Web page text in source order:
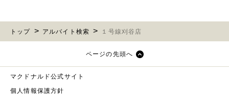
トップ アルバイト検索 １号線刈谷店
ページの先頭へ
マクドナルド公式サイト
個人情報保護方針